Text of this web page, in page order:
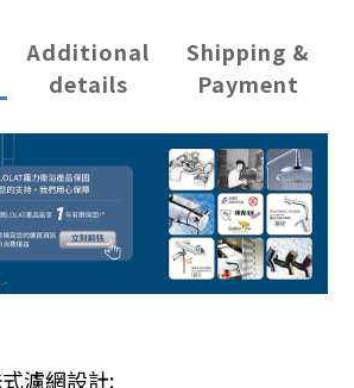
Additional
details
Shipping &
Payment
濾網設計: